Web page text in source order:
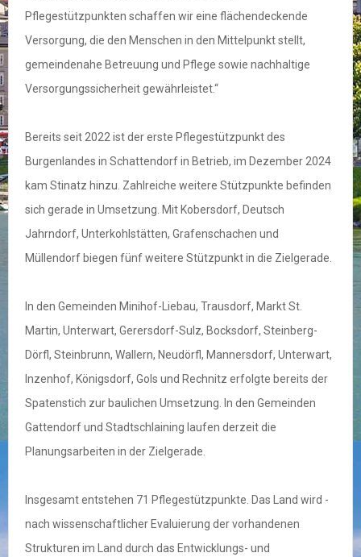
Pflegestützpunkten schaffen wir eine flächendeckende
Versorgung, die den Menschen in den Mittelpunkt stellt,
gemeindenahe Betreuung und Pflege sowie nachhaltige
Versorgungssicherheit gewährleistet.“
Bereits seit 2022 ist der erste Pflegestützpunkt des
Burgenlandes in Schattendorf in Betrieb, im Dezember 2024
kam Stinatz hinzu. Zahlreiche weitere Stützpunkte befinden
sich gerade in Umsetzung. Mit Kobersdorf, Deutsch
Jahrndorf, Unterkohlstätten, Grafenschachen und
Müllendorf biegen fünf weitere Stützpunkt in die Zielgerade.
In den Gemeinden Minihof-Liebau, Trausdorf, Markt St.
Martin, Unterwart, Gerersdorf-Sulz, Bocksdorf, Steinberg-
Dörfl, Steinbrunn, Wallern, Neudörfl, Mannersdorf, Unterwart,
Inzenhof, Königsdorf, Gols und Rechnitz erfolgte bereits der
Spatenstich zur baulichen Umsetzung. In den Gemeinden
Gattendorf und Stadtschlaining laufen derzeit die
Planungsarbeiten in der Zielgerade.
Insgesamt entstehen 71 Pflegestützpunkte. Das Land wird -
nach wissenschaftlicher Evaluierung der vorhandenen
Strukturen im Land durch das Entwicklungs- und